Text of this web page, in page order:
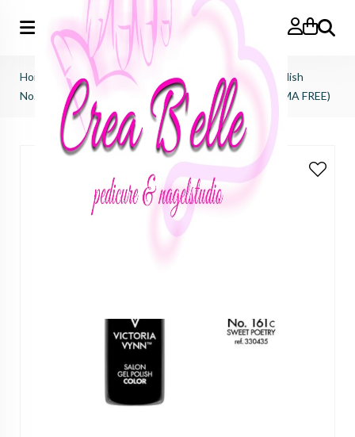
Zoeken
Home Victoria Vynn> Salon gel polish > salon gel polish
No.161 sweet poetry (TPO FREE, HEMA FREE, DI-HEMA FREE)